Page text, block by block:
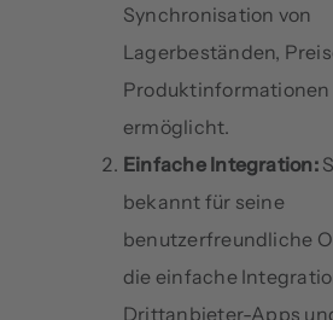
Synchronisation von
Lagerbeständen,
Produktinformationen
ermöglicht.
Einfache Integration:
bekannt für seine
benutzerfreundliche
die einfache
Drittanbieter-Apps